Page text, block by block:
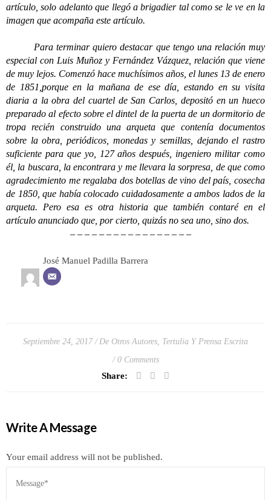
artículo, solo adelanto que llegó a brigadier tal como se le ve en la
imagen que acompaña este artículo.
Para terminar quiero destacar que tengo una relación muy
especial con Luis Muñoz y Fernández Vázquez, relación que viene
de muy lejos. Comenzó hace muchísimos años, el lunes 13 de enero
de 1851,porque en la mañana de ese día, estando en su visita
diaria a la obra del cuartel de San Carlos, depositó en un hueco
preparado al efecto sobre el dintel de la puerta de un dormitorio de
tropa recién construido una arqueta que contenía documentos
sobre la obra, periódicos, monedas y semillas, dejando el rastro
suficiente para que yo, 127 años después, ingeniero militar como
él, la buscara, la encontrara y me llevara la sorpresa, de que como
agradecimiento me regalaba dos botellas de vino del país, cosecha
de 1850, que había colocado cuidadosamente a ambos lados de la
arqueta. Pero esa es otra historia que también contaré en el
artículo anunciado que, por cierto, quizás no sea uno, sino dos.
– – – – – – – – – – – – – – – – –
José Manuel Padilla Barrera
Septiembre 24, 2017 De Otros Autores, Tertulia Y Prensa Escrita
0 Comments
Share:
Write A Message
Your email address will not be published.